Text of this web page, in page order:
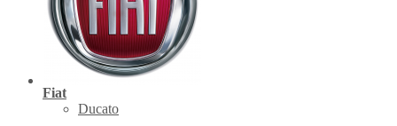
Fiat
Ducato